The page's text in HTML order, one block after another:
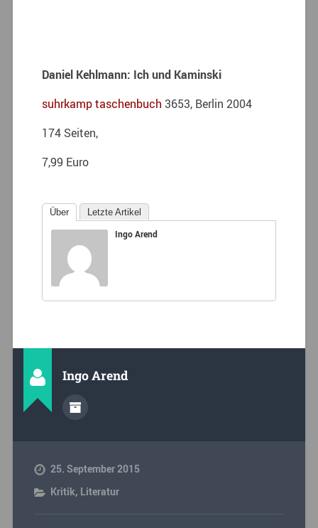
Daniel Kehlmann: Ich und Kaminski
suhrkamp taschenbuch3653, Berlin 2004
174 Seiten,
7,99 Euro
Über Letzte Artikel
Ingo Arend
Ingo Arend
25. September 2015
Kritik, Literatur